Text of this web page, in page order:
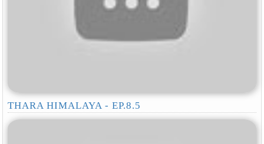
THARA HIMALAYA - EP.8.5